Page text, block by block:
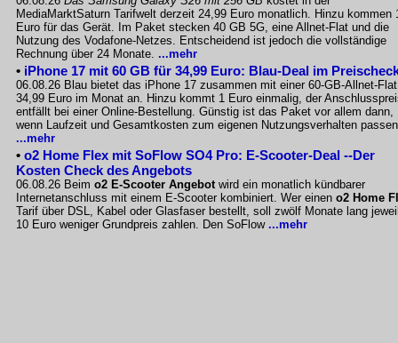
MediaMarktSaturn Tarifwelt derzeit 24,99 Euro monatlich. Hinzu kommen
Euro für das Gerät. Im Paket stecken 40 GB 5G, eine Allnet-Flat und die
Nutzung des Vodafone-Netzes. Entscheidend ist jedoch die vollständige
Rechnung über 24 Monate. ...mehr
• iPhone 17 mit 60 GB für 34,99 Euro: Blau-Deal im
06.08.26 Blau bietet das iPhone 17 zusammen mit einer 60-GB-Allnet-
34,99 Euro im Monat an. Hinzu kommt 1 Euro einmalig, der
entfällt bei einer Online-Bestellung. Günstig ist das Paket vor allem dann,
wenn Laufzeit und Gesamtkosten zum eigenen Nutzungsverhalten
...mehr
• o2 Home Flex mit SoFlow SO4 Pro: E-Scooter-Deal --Der
Kosten Check des Angebots
06.08.26 Beim o2 E-Scooter Angebotwird ein monatlich kündbarer
Internetanschluss mit einem E-Scooter kombiniert. Wer einen o2 Home
Tarif über DSL, Kabel oder Glasfaser bestellt, soll zwölf Monate lang
10 Euro weniger Grundpreis zahlen. Den SoFlow ...mehr